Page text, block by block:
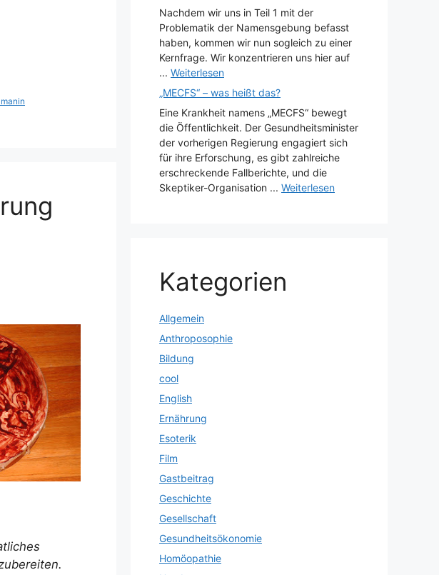
Nachdem wir uns in Teil 1 mit der
Problematik der Namensgebung befasst
haben, kommen wir nun sogleich zu einer
Kernfrage. Wir konzentrieren uns hier auf
... Weiterlesen
„MECFS“ – was heißt das?
Eine Krankheit namens „MECFS“ bewegt
die Öffentlichkeit. Der Gesundheitsminister
der vorherigen Regierung engagiert sich
für ihre Erforschung, es gibt zahlreiche
erschreckende Fallberichte, und die
Skeptiker-Organisation ... Weiterlesen
Kategorien
Allgemein
Anthroposophie
Bildung
cool
English
Ernährung
Esoterik
Film
Gastbeitrag
Geschichte
Gesellschaft
Gesundheitsökonomie
Homöopathie